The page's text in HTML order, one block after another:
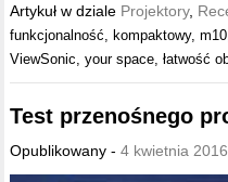
Artykuł w dziale Projektory,
funkcjonalność ,kompaktowy,m10
ViewSonic ,your space ,łatwość
Test przenośnego
Opublikowany -4 kwietnia 2016